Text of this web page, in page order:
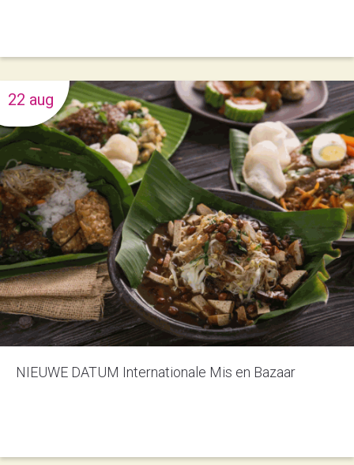
NIEUWE DATUM Internationale Mis en Bazaar
22 aug